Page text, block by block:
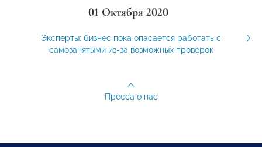
01 Октября 2020
Эксперты: бизнес пока опасается работать с
самозанятыми из-за возможных проверок
Пресса о нас